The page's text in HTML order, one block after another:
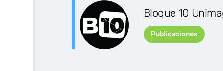
Bloque 10
Publicaciones